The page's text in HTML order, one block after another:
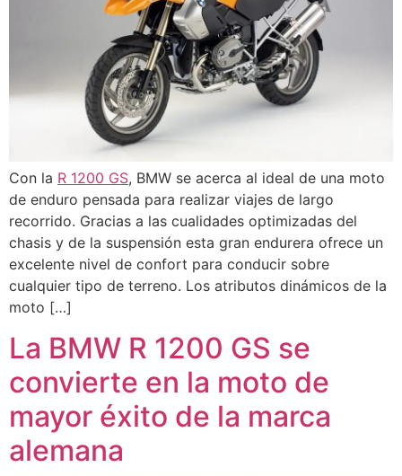
Con la R 1200 GS, BMW se acerca al ideal de una moto
de enduro pensada para realizar viajes de largo
recorrido. Gracias a las cualidades optimizadas del
chasis y de la suspensión esta gran endurera ofrece un
excelente nivel de confort para conducir sobre
cualquier tipo de terreno. Los atributos dinámicos de la
moto […]
La BMW R 1200 GS se
convierte en la moto de
mayor éxito de la marca
alemana